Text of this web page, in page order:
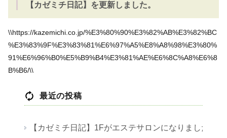
象:【カゼミチ日記】を更新しました。
\\https://kazemichi.co.jp/%E3%80%90%E3%82%AB%E3%82%BC
%E3%83%9F%E3%83%81%E6%97%A5%E8%A8%98%E3%80%
91%E6%96%B0%E5%B9%B4%E3%81%AE%E6%8C%A8%E6%8
B%B6/\\
最近の投稿
【カゼミチ日記】1Fがエステサロンになりました